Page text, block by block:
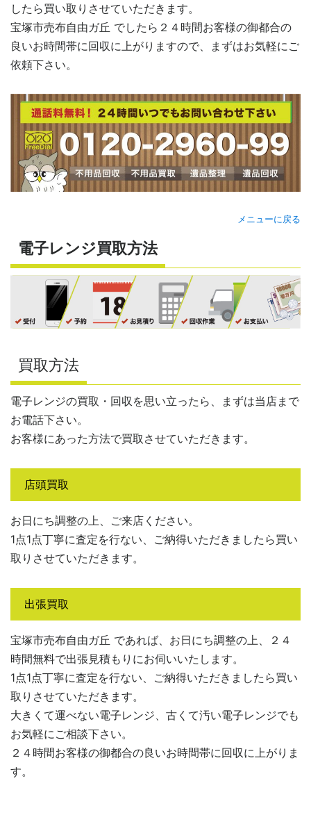
したら買い取りさせていただきます。
宝塚市売布自由ガ丘 でしたら２４時間お客様の御都合の
良いお時間帯に回収に上がりますので、まずはお気軽にご
依頼下さい。
メニューに戻る
電子レンジ買取方法
買取方法
電子レンジの買取・回収を思い立ったら、まずは当店まで
お電話下さい。
お客様にあった方法で買取させていただきます。
店頭買取
お日にち調整の上、ご来店ください。
1点1点丁寧に査定を行ない、ご納得いただきましたら買い
取りさせていただきます。
出張買取
宝塚市売布自由ガ丘 であれば、お日にち調整の上、２４
時間無料で出張見積もりにお伺いいたします。
1点1点丁寧に査定を行ない、ご納得いただきましたら買い
取りさせていただきます。
大きくて運べない電子レンジ、古くて汚い電子レンジでも
お気軽にご相談下さい。
２４時間お客様の御都合の良いお時間帯に回収に上がりま
す。